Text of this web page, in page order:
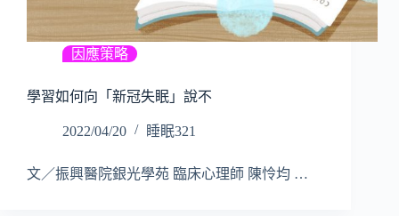
因應策略
學習如何向「新冠失眠」說不
2022/04/20 睡眠321
文／振興醫院銀光學苑 臨床心理師 陳怜均 …